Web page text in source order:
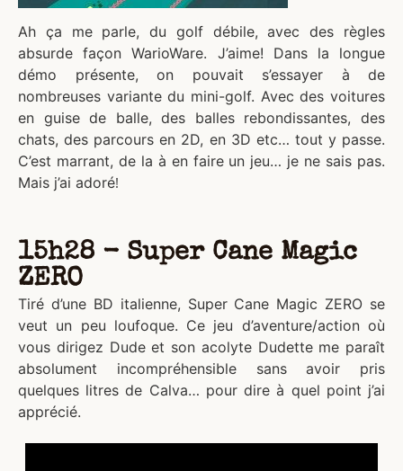
Ah ça me parle, du golf débile, avec des règles
absurde façon WarioWare. J’aime! Dans la longue
démo présente, on pouvait s’essayer à de
nombreuses variante du mini-golf. Avec des voitures
en guise de balle, des balles rebondissantes, des
chats, des parcours en 2D, en 3D etc… tout y passe.
C’est marrant, de la à en faire un jeu… je ne sais pas.
Mais j’ai adoré!
15h28 - Super Cane Magic
ZERO
Tiré d’une BD italienne, Super Cane Magic ZERO se
veut un peu loufoque. Ce jeu d’aventure/action où
vous dirigez Dude et son acolyte Dudette me paraît
absolument incompréhensible sans avoir pris
quelques litres de Calva… pour dire à quel point j’ai
apprécié.